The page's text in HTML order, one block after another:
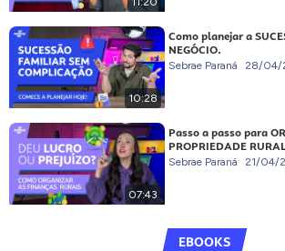
10:28
Como planejar a
NEGÓCIO.
Sebrae Paraná 28/04/
07:43
Passo a passo para
PROPRIEDADE RURAL
Sebrae Paraná 21/04/
EBOOKS